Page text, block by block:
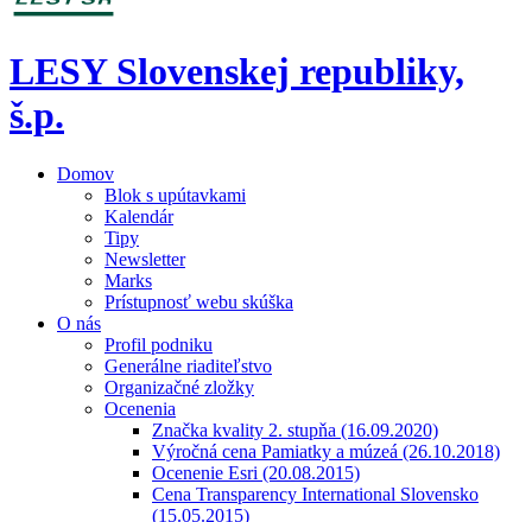
LESY Slovenskej republiky,
š.p.
Domov
Blok s upútavkami
Kalendár
Tipy
Newsletter
Marks
Prístupnosť webu skúška
O nás
Profil podniku
Generálne riaditeľstvo
Organizačné zložky
Ocenenia
Značka kvality 2. stupňa (16.09.2020)
Výročná cena Pamiatky a múzeá (26.10.2018)
Ocenenie Esri (20.08.2015)
Cena Transparency International Slovensko
(15.05.2015)